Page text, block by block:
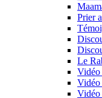
Prier
Le
Vidéo
Vidéo
Vidéo